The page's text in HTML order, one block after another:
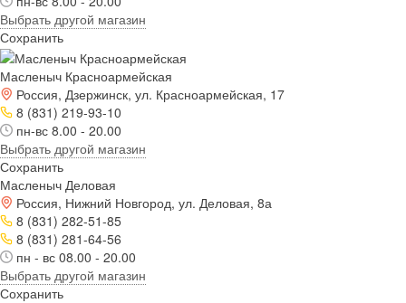
Выбрать другой магазин
Сохранить
Масленыч Красноармейская
Россия, Дзержинск, ул. Красноармейская, 17
8 (831) 219-93-10
пн-вс 8.00 - 20.00
Выбрать другой магазин
Сохранить
Масленыч Деловая
Россия, Нижний Новгород, ул. Деловая, 8а
8 (831) 282-51-85
8 (831) 281-64-56
пн - вс 08.00 - 20.00
Выбрать другой магазин
Сохранить